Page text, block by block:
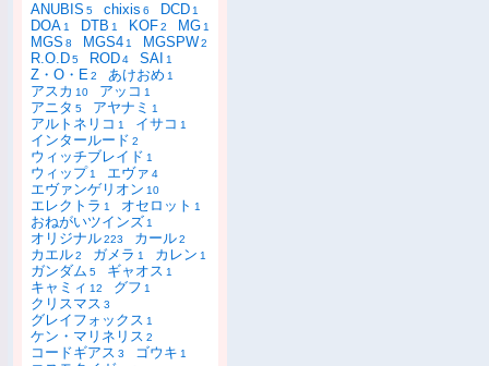
ANUBIS 5 chixis 6 DCD 1
DOA 1 DTB 1 KOF2 MG 1
MGS 8 MGS4 1 MGSPW2
R.O.D5 ROD4 SAI 1
Z・O・E2 あけおめ 1
アスカ 10 アッコ 1
アニタ 5 アヤナミ 1
アルトネリコ 1 イサコ 1
インタールード 2
ウィッチブレイド 1
ウィップ 1 エヴァ 4
エヴァンゲリオン 10
エレクトラ 1 オセロット 1
おねがいツインズ 1
オリジナル223 カール2
カエル2 ガメラ 1 カレン 1
ガンダム 5 ギャオス 1
キャミィ 12 グフ 1
クリスマス 3
グレイフォックス 1
ケン・マリネリス 2
コードギアス 3 ゴウキ 1